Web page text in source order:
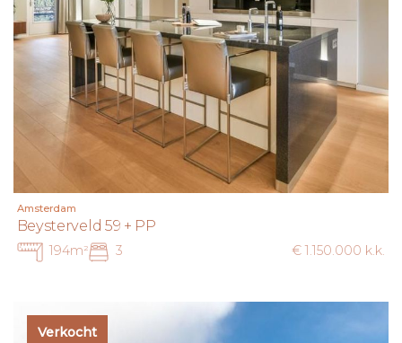
zich volgens de wet deskundige genoeg om alle zaken die
van belang zijn te kunnen overzien.
Amsterdam
Beysterveld 59 + PP
194m² 3 € 1.150.000 k.k.
Verkocht